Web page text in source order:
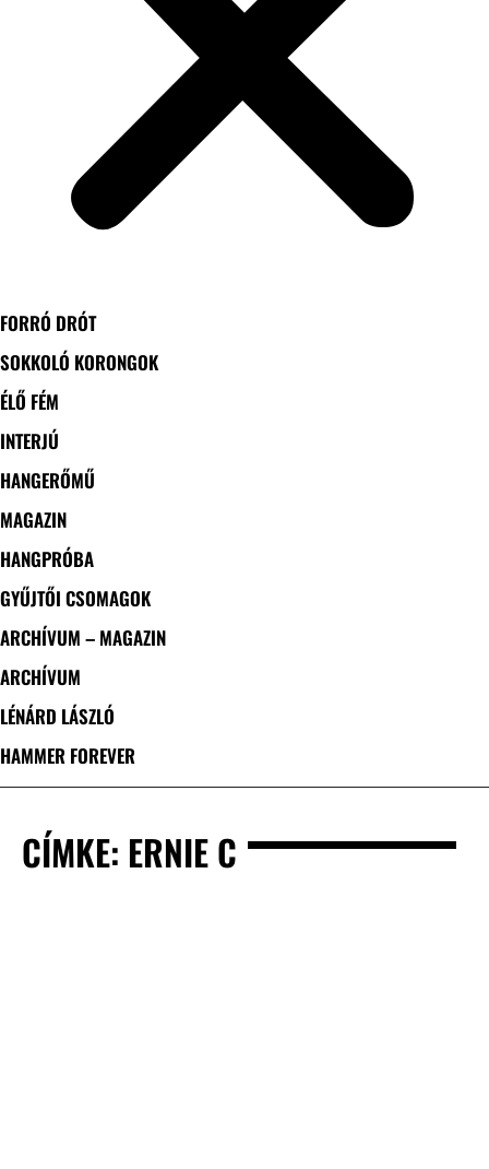
FORRÓ DRÓT
SOKKOLÓ KORONGOK
ÉLŐ FÉM
INTERJÚ
HANGERŐMŰ
MAGAZIN
HANGPRÓBA
GYŰJTŐI CSOMAGOK
ARCHÍVUM – MAGAZIN
ARCHÍVUM
LÉNÁRD LÁSZLÓ
HAMMER FOREVER
CÍMKE: ERNIE C